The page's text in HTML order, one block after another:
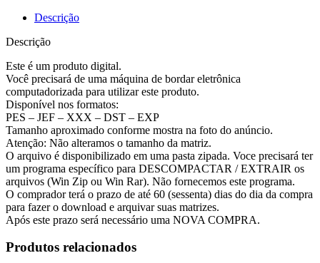
Descrição
Descrição
Este é um produto digital.
Você precisará de uma máquina de bordar eletrônica
computadorizada para utilizar este produto.
Disponível nos formatos:
PES – JEF – XXX – DST – EXP
Tamanho aproximado conforme mostra na foto do anúncio.
Atenção: Não alteramos o tamanho da matriz.
O arquivo é disponibilizado em uma pasta zipada. Voce precisará ter
um programa específico para DESCOMPACTAR / EXTRAIR os
arquivos (Win Zip ou Win Rar). Não fornecemos este programa.
O comprador terá o prazo de até 60 (sessenta) dias do dia da compra
para fazer o download e arquivar suas matrizes.
Após este prazo será necessário uma NOVA COMPRA.
Produtos relacionados